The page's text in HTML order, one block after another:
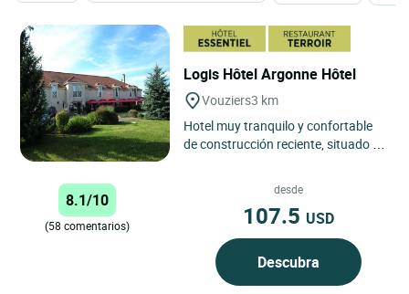
Logis Hôtel Argonne Hôtel
Vouziers3 km
Hotel muy tranquilo y confortable
de construcción reciente, situado a
8.1/10
(58 comentarios)
desde
107.5 USD
Descubra